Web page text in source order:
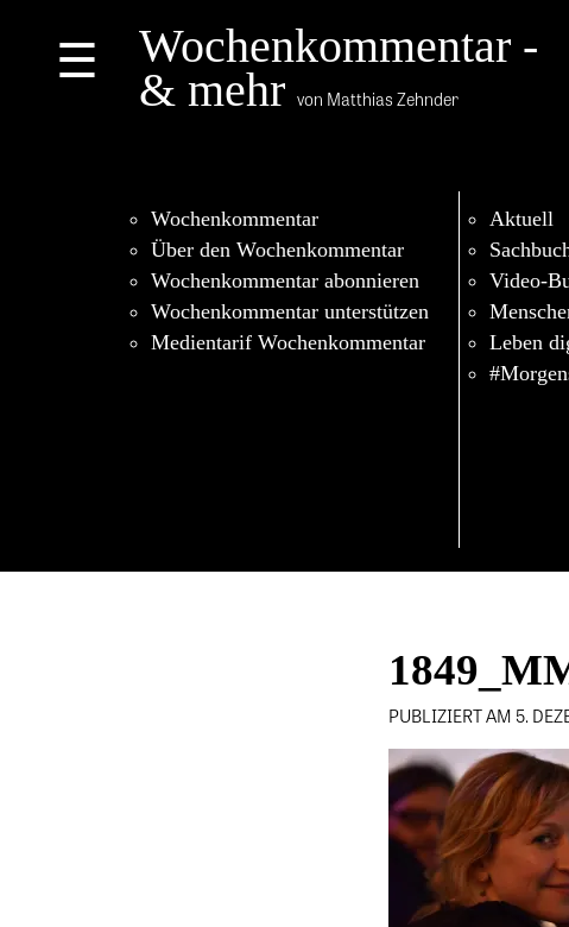
☰
Wochenkommentar -
& mehr von Matthias Zehnder
Wochenkommentar
Über den Wochenkommentar
Wochenkommentar abonnieren
Wochenkommentar unterstützen
Medientarif Wochenkommentar
Aktuell
Video-
Leben
PUBLIZIERT AM 5.